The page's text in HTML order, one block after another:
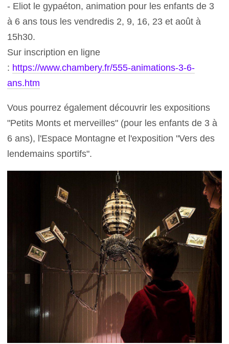
- Eliot le gypaéton, animation pour les enfants de 3
à 6 ans tous les vendredis 2, 9, 16, 23 et août à
15h30.
Sur inscription en ligne
: https://www.chambery.fr/555-animations-3-6-
ans.htm
Vous pourrez également découvrir les expositions
"Petits Monts et merveilles" (pour les enfants de 3 à
6 ans), l'Espace Montagne et l'exposition "Vers des
lendemains sportifs".